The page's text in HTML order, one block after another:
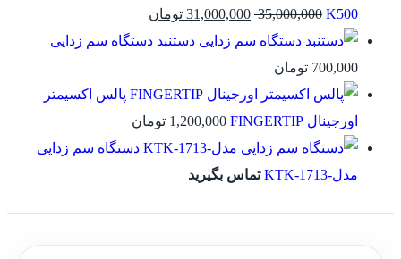
K500
35,000,000
31,000,000 تومان
دستنبد دستگاه سم زدایی
700,000 تومان
پالس اکسیمتر
اورجینال FINGERTIP
1,200,000 تومان
دستگاه سم زدایی
مدل-KTK-1713
تماس بگیرید